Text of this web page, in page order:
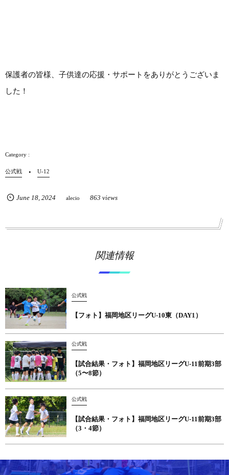
保護者の皆様、子供達の応援・サポートをありがとうございま
した！
公式戦 U-12
June 18, 2024 alecio 863 views
関連情報
公式戦
【フォト】福岡地区リーグU-10東（DAY1）
公式戦
【試合結果・フォト】福岡地区リーグU-11前期3部
（5〜8節）
公式戦
【試合結果・フォト】福岡地区リーグU-11前期3部
（3・4節）